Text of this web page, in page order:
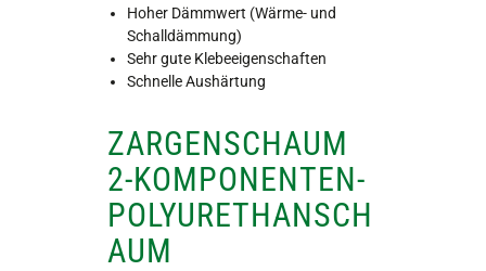
Hoher Dämmwert (Wärme- und
Schalldämmung)
Sehr gute Klebeeigenschaften
Schnelle Aushärtung
ZARGENSCHAUM
2-KOMPONENTEN-
POLYURETHANSCH
AUM